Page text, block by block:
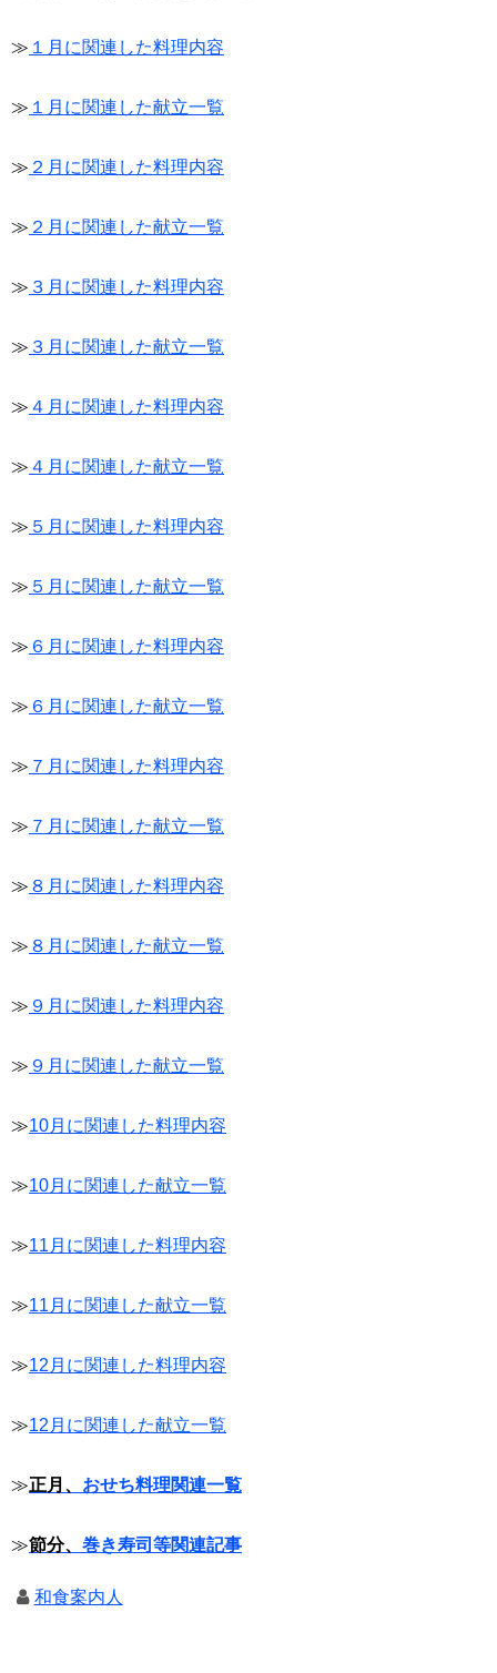
≫ １月に関連した料理内容
≫ １月に関連した献立一覧
≫ ２月に関連した料理内容
≫ ２月に関連した献立一覧
≫ ３月に関連した料理内容
≫ ３月に関連した献立一覧
≫ ４月に関連した料理内容
≫ ４月に関連した献立一覧
≫ ５月に関連した料理内容
≫ ５月に関連した献立一覧
≫ ６月に関連した料理内容
≫ ６月に関連した献立一覧
≫ ７月に関連した料理内容
≫ ７月に関連した献立一覧
≫ ８月に関連した料理内容
≫ ８月に関連した献立一覧
≫ ９月に関連した料理内容
≫ ９月に関連した献立一覧
≫10月に関連した料理内容
≫10月に関連した献立一覧
≫11月に関連した料理内容
≫11月に関連した献立一覧
≫12月に関連した料理内容
≫12月に関連した献立一覧
≫正月、 おせち料理関連一覧
≫節分、 巻き寿司等関連記事
和食案内人